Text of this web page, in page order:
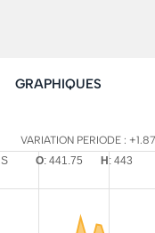
GRAPHIQUES
VARIATION PERIODE :
O: 441.75 H : 443